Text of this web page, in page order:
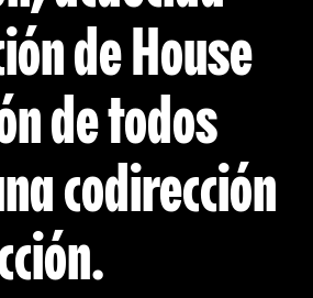
de House
de todos
codirección